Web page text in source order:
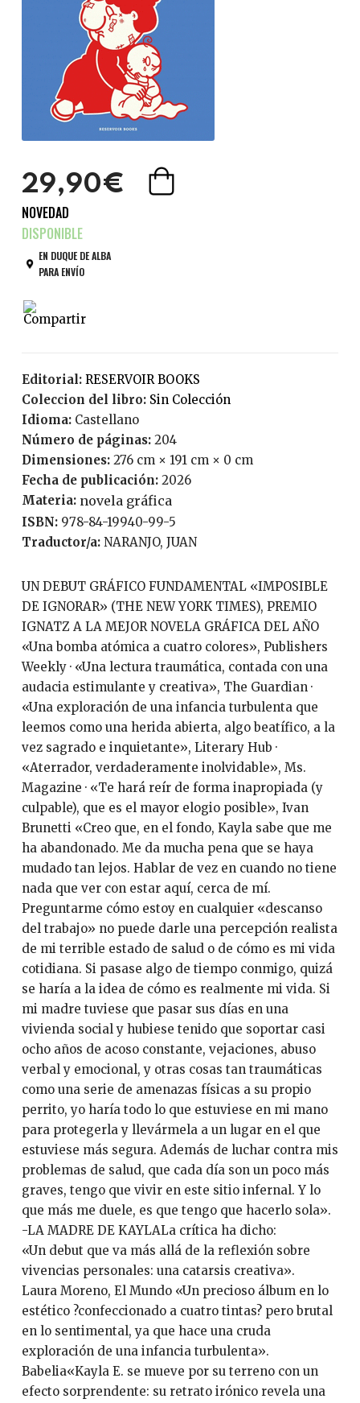
29,90€
NOVEDAD
EN DUQUE DE ALBA
PARA ENVÍO
Editorial:
RESERVOIR BOOKS
Coleccion del libro:
Sin Colección
Idioma:
Castellano
Número de páginas:
204
Dimensiones: 276 cm × 191 cm × 0 cm
Fecha de publicación:
2026
Materia: novela gráfica
ISBN:
978-84-19940-99-5
Traductor/a:
NARANJO, JUAN
UN DEBUT GRÁFICO FUNDAMENTAL «IMPOSIBLE
DE IGNORAR» (THE NEW YORK TIMES), PREMIO
IGNATZ A LA MEJOR NOVELA GRÁFICA DEL AÑO
«Una bomba atómica a cuatro colores», Publishers
Weekly · «Una lectura traumática, contada con una
audacia estimulante y creativa», The Guardian ·
«Una exploración de una infancia turbulenta que
leemos como una herida abierta, algo beatífico, a la
vez sagrado e inquietante», Literary Hub ·
«Aterrador, verdaderamente inolvidable», Ms.
Magazine · «Te hará reír de forma inapropiada (y
culpable), que es el mayor elogio posible», Ivan
Brunetti «Creo que, en el fondo, Kayla sabe que me
ha abandonado. Me da mucha pena que se haya
mudado tan lejos. Hablar de vez en cuando no tiene
nada que ver con estar aquí, cerca de mí.
Preguntarme cómo estoy en cualquier «descanso
del trabajo» no puede darle una percepción realista
de mi terrible estado de salud o de cómo es mi vida
cotidiana. Si pasase algo de tiempo conmigo, quizá
se haría a la idea de cómo es realmente mi vida. Si
mi madre tuviese que pasar sus días en una
vivienda social y hubiese tenido que soportar casi
ocho años de acoso constante, vejaciones, abuso
verbal y emocional, y otras cosas tan traumáticas
como una serie de amenazas físicas a su propio
perrito, yo haría todo lo que estuviese en mi mano
para protegerla y llevármela a un lugar en el que
estuviese más segura. Además de luchar contra mis
problemas de salud, que cada día son un poco más
graves, tengo que vivir en este sitio infernal. Y lo
que más me duele, es que tengo que hacerlo sola».
-LA MADRE DE KAYLALa crítica ha dicho:
«Un debut que va más allá de la reflexión sobre
vivencias personales: una catarsis creativa».
Laura Moreno, El Mundo «Un precioso álbum en lo
estético ?confeccionado a cuatro tintas? pero brutal
en lo sentimental, ya que hace una cruda
exploración de una infancia turbulenta».
Babelia«Kayla E. se mueve por su terreno con un
efecto sorprendente: su retrato irónico revela una